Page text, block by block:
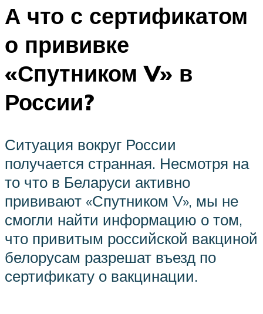
А что с сертификатом
о прививке
«Спутником V» в
России?
Ситуация вокруг России
получается странная. Несмотря на
то что в Беларуси активно
прививают «Спутником V», мы не
смогли найти информацию о том,
что привитым российской вакциной
белорусам разрешат въезд по
сертификату о вакцинации.